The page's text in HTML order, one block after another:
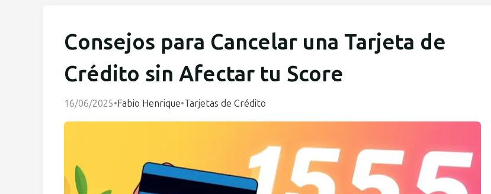
Consejos para Cancelar una Tarjeta de
Crédito sin Afectar tu Score
16/06/2025•Fabio Henrique•Tarjetas de Crédito